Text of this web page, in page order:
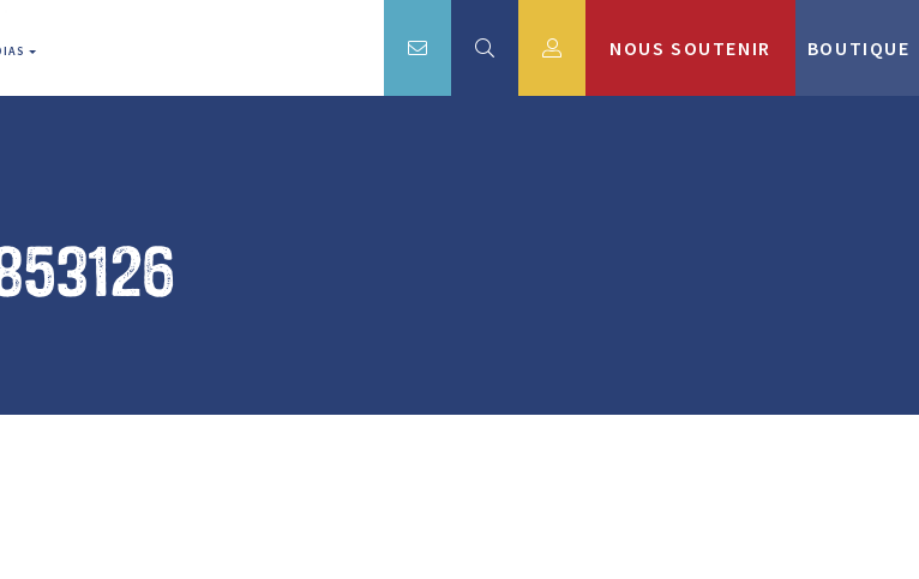
NOUS SOUTENIR BOUTIQUE